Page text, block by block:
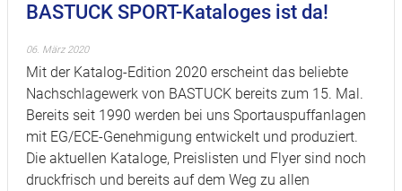
BASTUCK SPORT-Kataloges ist da!
06. März 2020
Mit der Katalog-Edition 2020 erscheint das beliebte
Nachschlagewerk von BASTUCK bereits zum 15. Mal.
Bereits seit 1990 werden bei uns Sportauspuffanlagen
mit EG/ECE-Genehmigung entwickelt und produziert.
Die aktuellen Kataloge, Preislisten und Flyer sind noch
druckfrisch und bereits auf dem Weg zu allen